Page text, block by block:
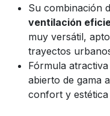
Su combinación
ventilación
muy versátil,
trayectos
Fórmula
abierto de gama
confort y estética